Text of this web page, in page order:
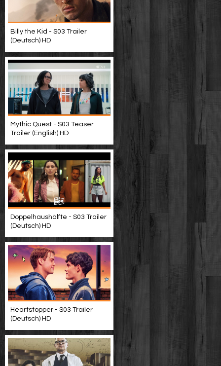
Billy the Kid - S03 Trailer
(Deutsch) HD
Mythic Quest - S03 Teaser
Trailer (English) HD
Doppelhaushälfte - S03 Trailer
(Deutsch) HD
Heartstopper - S03 Trailer
(Deutsch) HD